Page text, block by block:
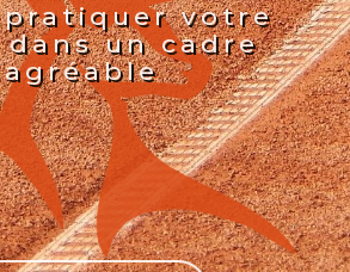
pratiquer votre
un cadre
agréable